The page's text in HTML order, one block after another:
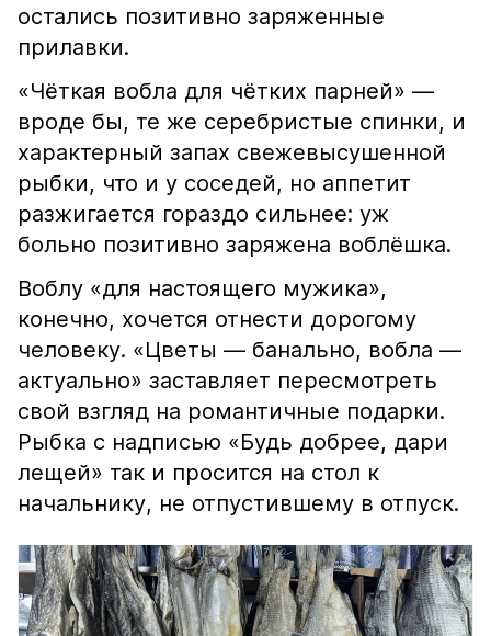
остались позитивно заряженные
прилавки.
«Чёткая вобла для чётких парней» —
вроде бы, те же серебристые спинки, и
характерный запах свежевысушенной
рыбки, что и у соседей, но аппетит
разжигается гораздо сильнее: уж
больно позитивно заряжена воблёшка.
Воблу «для настоящего мужика»,
конечно, хочется отнести дорогому
человеку. «Цветы — банально, вобла —
актуально» заставляет пересмотреть
свой взгляд на романтичные подарки.
Рыбка с надписью «Будь добрее, дари
лещей» так и просится на стол к
начальнику, не отпустившему в отпуск.